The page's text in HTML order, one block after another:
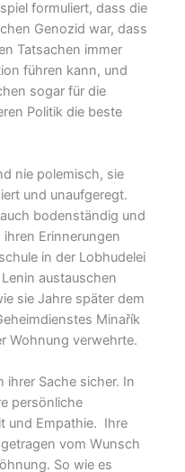
formuliert, dass die
Genozid war, dass
Tatsachen immer
führen kann, und
sogar für die
Politik die beste
nie polemisch, sie
und unaufgeregt.
bodenständig und
Erinnerungen
in der Lobhudelei
austauschen
sie Jahre später dem
Minařík
Wohnung verwehrte.
ihrer Sache sicher. In
persönliche
und Empathie. Ihre
vom Wunsch
So wie es